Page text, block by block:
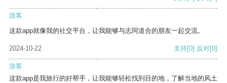
游客
这款app就像我的社交平台，让我能够与志同道合的朋友一起交流。
2024-10-22 支持[0] 反对[0]
游客
这款app是我旅行的好帮手，让我能够轻松找到目的地，了解当地的风土